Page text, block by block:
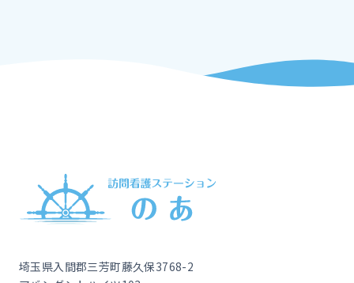
埼玉県入間郡三芳町藤久保3768-2